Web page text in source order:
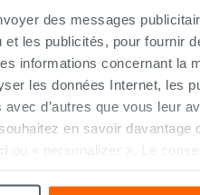
des messages
les publicités, pour fournir
informations concernant la
les données Internet, les
d’autres que vous leur
en savoir davantage
ou « personalizer ». Le
ACHETÉ